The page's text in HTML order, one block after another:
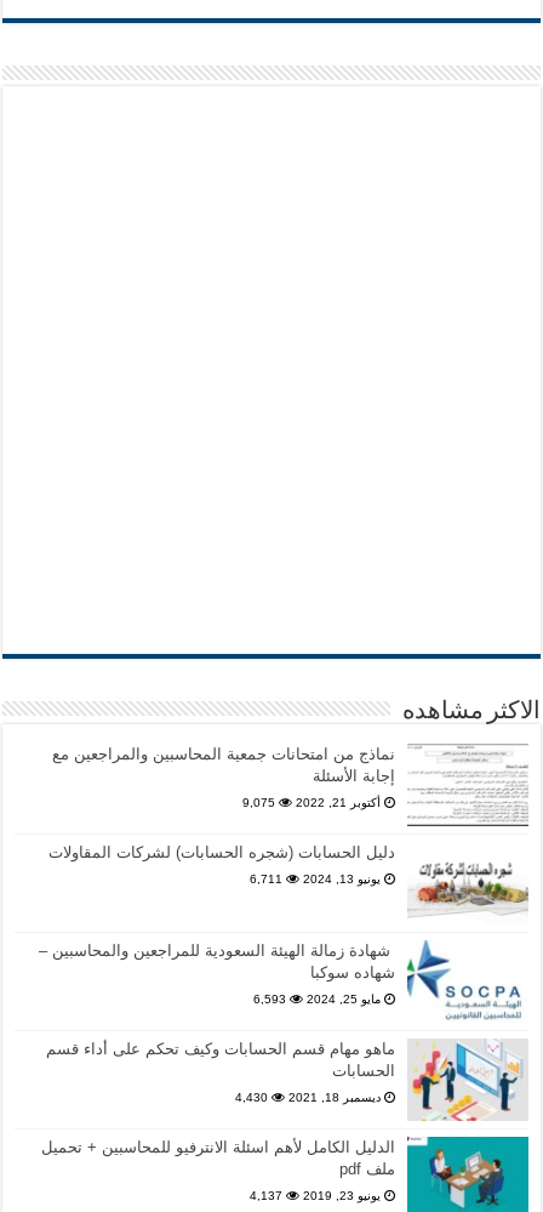
الاكثر مشاهده
نماذج من امتحانات جمعية المحاسبين والمراجعين مع
إجابة الأسئلة
أكتوبر 21, 2022 9,075
دليل الحسابات (شجره الحسابات) لشركات المقاولات
يونيو 13, 2024 6,711
شهادة زمالة الهيئة السعودية للمراجعين والمحاسبين –
شهاده سوكبا
مايو 25, 2024 6,593
ماهو مهام قسم الحسابات وكيف تحكم على أداء قسم
الحسابات
ديسمبر 18, 2021 4,430
الدليل الكامل لأهم اسئلة الانترفيو للمحاسبين + تحميل
ملف pdf
يونيو 23, 2019 4,137